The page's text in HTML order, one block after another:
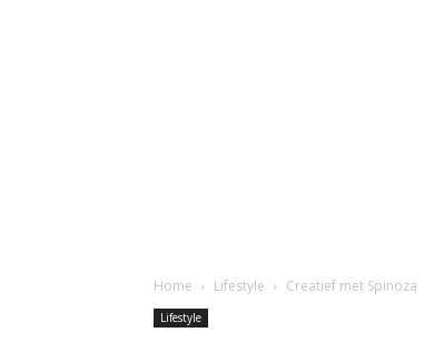
Home Lifestyle Creatief met Spinoza
Lifestyle